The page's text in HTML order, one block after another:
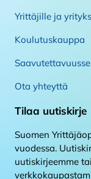
Yrittäjille ja
Koulutuskauppa
Ota yhteyttä
Tilaa uutiskirje
Suomen
vuodessa.
uutiskirjeemme